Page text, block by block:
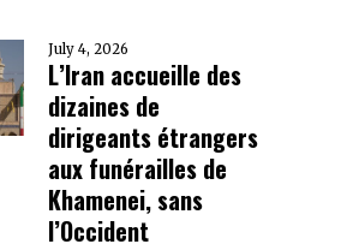
July 4, 2026
L’Iran accueille des
dizaines de
dirigeants étrangers
aux funérailles de
Khamenei, sans
l’Occident